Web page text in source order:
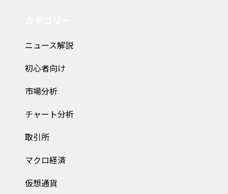
ニュース解説
初心者向け
市場分析
チャート分析
取引所
マクロ経済
仮想通貨